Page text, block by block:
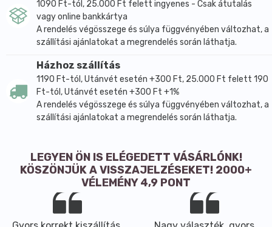
1090 Ft-tól, 25.000 Ft felett ingyenes - Csak átutalás
vagy online bankkártya
A rendelés végösszege és súlya függvényében változhat, a
szállítási ajánlatokat a megrendelés során láthatja.
Házhoz szállítás
1190 Ft-tól, Utánvét esetén +300 Ft, 25.000 Ft felett 190
Ft-tól, Utánvét esetén +300 Ft +1%
A rendelés végösszege és súlya függvényében változhat, a
szállítási ajánlatokat a megrendelés során láthatja.
LEGYEN ÖN IS ELÉGEDETT VÁSÁRLÓNK!
KÖSZÖNJÜK A VISSZAJELZÉSEKET! 2000+
VÉLEMÉNY 4,9 PONT